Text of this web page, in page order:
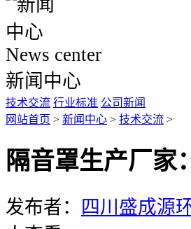
News center
新闻中心
技术交流 行业标准 公司新闻
网站首页 > 新闻中心 > 技术交流 >
隔音罩生产厂家
发布者： 四川盛成源